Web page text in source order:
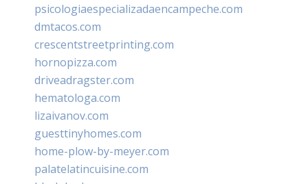
psicologiaespecializadaencampeche.com
dmtacos.com
crescentstreetprinting.com
hornopizza.com
driveadragster.com
hematologa.com
lizaivanov.com
guesttinyhomes.com
home-plow-by-meyer.com
palatelatincuisine.com